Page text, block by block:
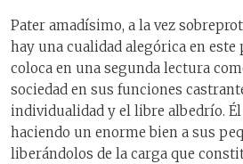
Pater amadísimo, a la vez
hay una cualidad alegórica en este
coloca en una segunda lectura
sociedad en sus funciones
individualidad y el libre albedrío.
haciendo un enorme bien a sus
liberándolos de la carga que